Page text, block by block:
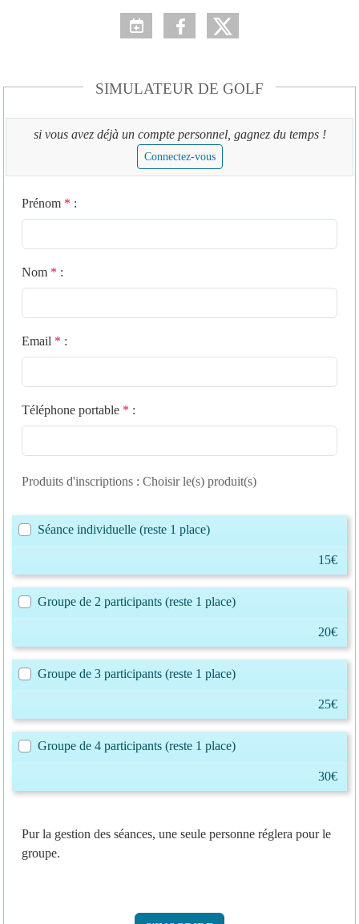
SIMULATEUR DE GOLF
si vous avez déjà un compte personnel, gagnez du temps !
Connectez-vous
Prénom * :
Nom * :
Email * :
Téléphone portable * :
Produits d'inscriptions : Choisir le(s) produit(s)
Séance individuelle (reste 1 place)
15€
Groupe de 2 participants (reste 1 place)
20€
Groupe de 3 participants (reste 1 place)
25€
Groupe de 4 participants (reste 1 place)
30€
Pur la gestion des séances, une seule personne réglera pour le
groupe.